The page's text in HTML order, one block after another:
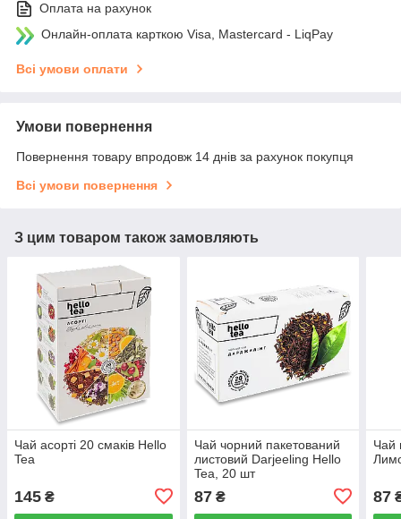
Оплата на рахунок
Онлайн-оплата карткою Visa, Mastercard - LiqPay
Всі умови оплати
Умови повернення
Повернення товару впродовж 14 днів за рахунок покупця
Всі умови повернення
З цим товаром також замовляють
Чай асорті 20 смаків Hello
Tea
145 ₴
Чай чорний пакетований
листовий Darjeeling Hello
Tea, 20 шт
87₴
Чай
87